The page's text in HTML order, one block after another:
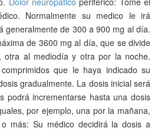
Normalmente su medico le irá
generalmente de 300 a 900 mg al día.
de 3600 mg al día, que se divide
al mediodía y otra por la noche.
que le haya indicado su
gradualmente. La dosis inicial será
incrementarse hasta una dosis
por ejemplo, una por la mañana,
más: Su médico decidirá la dosis a